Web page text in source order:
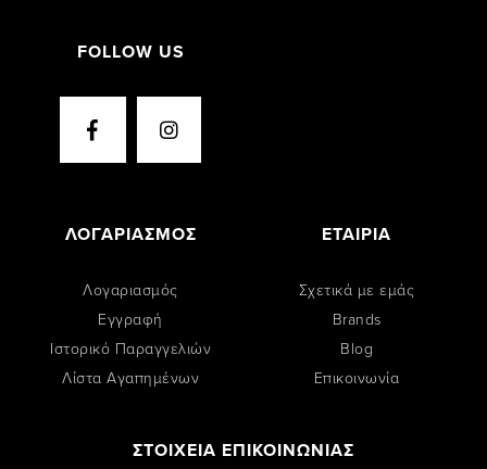
FOLLOW US
ΛΟΓΑΡΙΑΣΜΟΣ
Λογαριασμός
Εγγραφή
Ιστορικό Παραγγελιών
Λίστα Αγαπημένων
ΕΤΑΙΡΙΑ
Σχετικά με εμάς
Brands
Blog
Επικοινωνία
ΣΤΟΙΧΕΙΑ ΕΠΙΚΟΙΝΩΝΙΑΣ